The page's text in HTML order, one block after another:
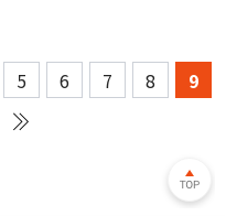
5 6 7 8
9